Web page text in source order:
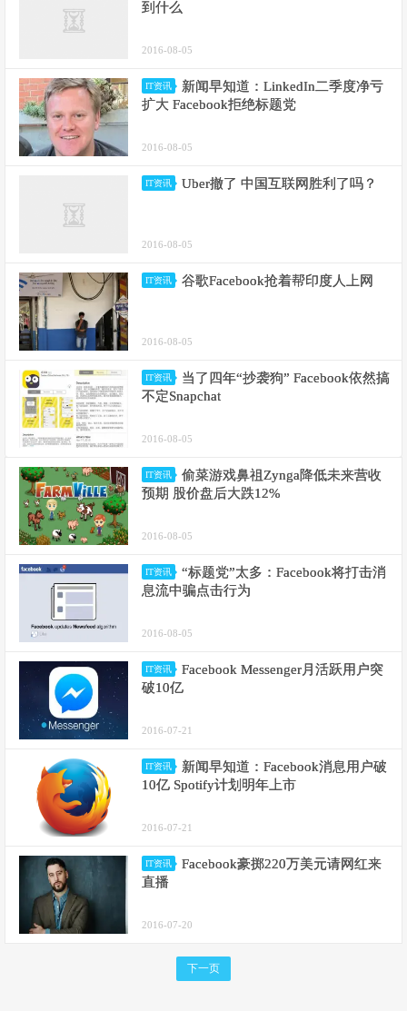
到什么
2016-08-05
IT资讯
新闻早知道：LinkedIn二季度净亏
扩大 Facebook拒绝标题党
2016-08-05
IT资讯 Uber撤了 中国互联网胜利了吗？
2016-08-05
IT资讯 谷歌Facebook抢着帮印度人上网
2016-08-05
IT资讯
当了四年“抄袭狗” Facebook依然搞
不定Snapchat
2016-08-05
IT资讯
偷菜游戏鼻祖Zynga降低未来营收
预期 股价盘后大跌12%
2016-08-05
IT资讯
“标题党”太多：Facebook将打击消
息流中骗点击行为
2016-08-05
IT资讯
Facebook Messenger月活跃用户突
破10亿
2016-07-21
IT资讯
新闻早知道：Facebook消息用户破
10亿 Spotify计划明年上市
2016-07-21
IT资讯
Facebook豪掷220万美元请网红来
直播
2016-07-20
下一页